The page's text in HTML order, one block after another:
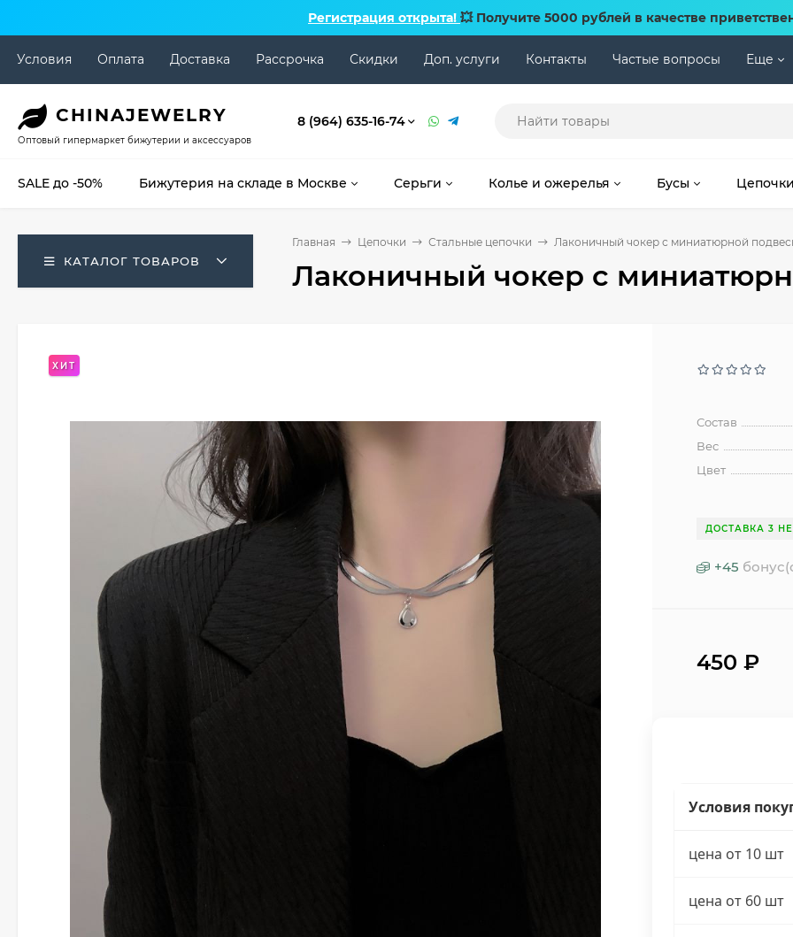
Регистрация открыта! 💥 Получите 5000 рублей в качестве
Условия Оплата Доставка Рассрочка Скидки Доп. услуги Контакты Частые вопросы Еще
CHINAJEWELRY
Оптовый гипермаркет бижутерии и аксессуаров
8 (964) 635-16-74
SALE до -50% Бижутерия на складе в Москве Серьги Колье и ожерелья Бусы Цепочки
КАТАЛОГ ТОВАРОВ
Главная Цепочки Стальные цепочки Лаконичный чокер с миниатюрной
Лаконичный чокер с
ХИТ
Состав
Вес
Цвет
ДОСТАВКА 3
+45
450₽
Условия
цена от 10 шт
цена от 60 шт